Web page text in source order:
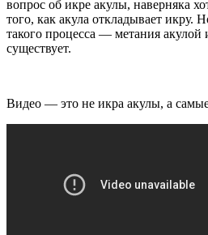
вопрос об икре акулы, наверняка
того, как акула откладывает икру.
такого процесса — метания
существует.
Видео — это не икра акулы, а